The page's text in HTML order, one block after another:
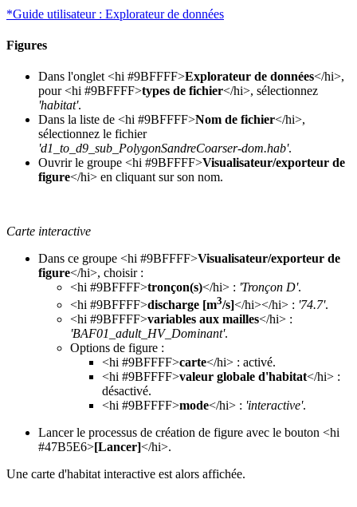
*Guide utilisateur : Explorateur de données
Figures
Dans l'onglet <hi #9BFFFF>Explorateur de données</hi>,
pour <hi #9BFFFF>types de fichier</hi>, sélectionnez
'habitat'.
Dans la liste de <hi #9BFFFF>Nom de fichier</hi>,
sélectionnez le fichier
'd1_to_d9_sub_PolygonSandreCoarser-dom.hab'.
Ouvrir le groupe <hi #9BFFFF>Visualisateur/exporteur de
figure</hi> en cliquant sur son nom.
Carte interactive
Dans ce groupe <hi #9BFFFF>Visualisateur/exporteur de
figure</hi>, choisir :
<hi #9BFFFF>tronçon(s)</hi> : 'Tronçon D'.
<hi #9BFFFF>discharge [m3/s]</hi></hi> : '74.7'.
<hi #9BFFFF>variables aux mailles</hi> :
'BAF01_adult_HV_Dominant'.
Options de figure :
<hi #9BFFFF>carte</hi> : activé.
<hi #9BFFFF>valeur globale d'habitat</hi> :
désactivé.
<hi #9BFFFF>mode</hi> : 'interactive'.
Lancer le processus de création de figure avec le bouton <hi
#47B5E6>[Lancer]</hi>.
Une carte d'habitat interactive est alors affichée.